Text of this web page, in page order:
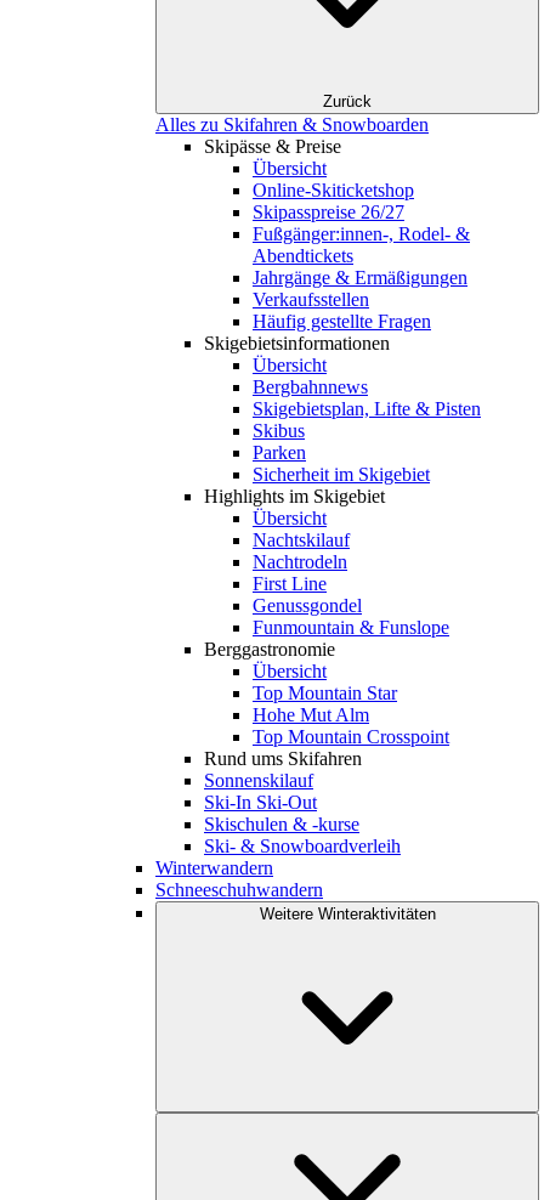
Zurück
Alles zu Skifahren & Snowboarden
Skipässe & Preise
Übersicht
Online-Skiticketshop
Skipasspreise 26/27
Fußgänger:innen-, Rodel- &
Abendtickets
Jahrgänge & Ermäßigungen
Verkaufsstellen
Häufig gestellte Fragen
Skigebiets­informationen
Übersicht
Bergbahnnews
Skigebietsplan, Lifte & Pisten
Skibus
Parken
Sicherheit im Skigebiet
Highlights im Skigebiet
Übersicht
Nachtskilauf
Nachtrodeln
First Line
Genussgondel
Funmountain & Funslope
Berggastronomie
Übersicht
Top Mountain Star
Hohe Mut Alm
Top Mountain Crosspoint
Rund ums Skifahren
Sonnenskilauf
Ski-In Ski-Out
Skischulen & -kurse
Ski- & Snowboardverleih
Winterwandern
Schneeschuhwandern
Weitere Winteraktivitäten